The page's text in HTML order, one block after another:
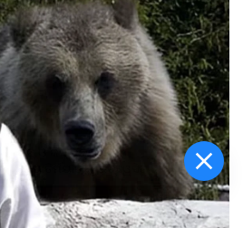
କିଟ୍‍ ଓ କିସ୍‍ ପକ୍ଷରୁ
ଜ୍ୟୋତିର୍ମୟୀଙ୍କୁ ଉଚ୍ଛ୍ୱସିତ
ସମ୍ବର୍ଦ୍ଧନା; ୫ଲକ୍ଷ ଟଙ୍କାର
ପ୍ରୋତ୍ସାହନ ରାଶି ପ୍ରଦାନ